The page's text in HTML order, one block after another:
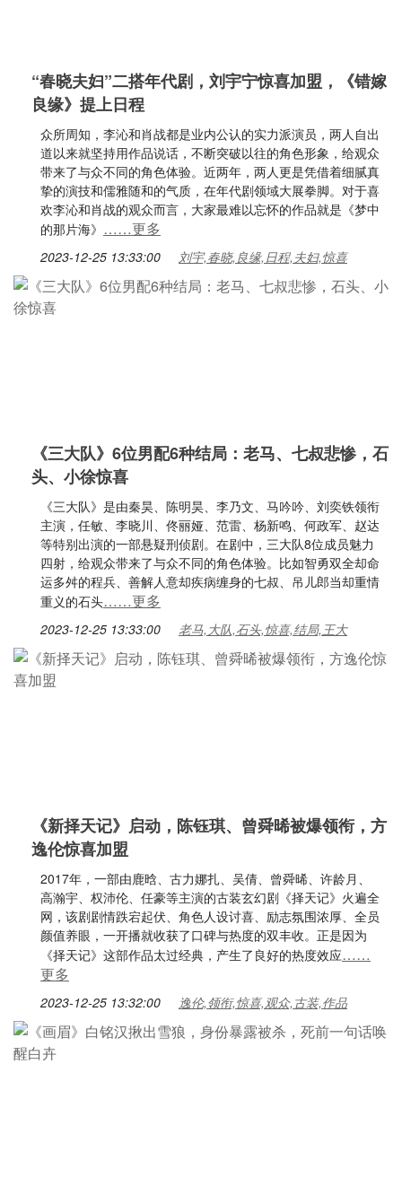
“春晓夫妇”二搭年代剧，刘宇宁惊喜加盟，《错嫁
良缘》提上日程
众所周知，李沁和肖战都是业内公认的实力派演员，两人自出
道以来就坚持用作品说话，不断突破以往的角色形象，给观众
带来了与众不同的角色体验。近两年，两人更是凭借着细腻真
挚的演技和儒雅随和的气质，在年代剧领域大展拳脚。对于喜
欢李沁和肖战的观众而言，大家最难以忘怀的作品就是《梦中
的那片海》 ……更多
2023-12-25 13:33:00 刘宇,春晓,良缘,日程,夫妇,惊喜
《三大队》6位男配6种结局：老马、七叔悲惨，石
头、小徐惊喜
《三大队》是由秦昊、陈明昊、李乃文、马吟吟、刘奕铁领衔
主演，任敏、李晓川、佟丽娅、范雷、杨新鸣、何政军、赵达
等特别出演的一部悬疑刑侦剧。在剧中，三大队8位成员魅力
四射，给观众带来了与众不同的角色体验。比如智勇双全却命
运多舛的程兵、善解人意却疾病缠身的七叔、吊儿郎当却重情
重义的石头……更多
2023-12-25 13:33:00 老马,大队,石头,惊喜,结局,王大
《新择天记》启动，陈钰琪、曾舜晞被爆领衔，方
逸伦惊喜加盟
2017年，一部由鹿晗、古力娜扎、吴倩、曾舜晞、许龄月、
高瀚宇、权沛伦、任豪等主演的古装玄幻剧《择天记》火遍全
网，该剧剧情跌宕起伏、角色人设讨喜、励志氛围浓厚、全员
颜值养眼，一开播就收获了口碑与热度的双丰收。正是因为
《择天记》这部作品太过经典，产生了良好的热度效应……
更多
2023-12-25 13:32:00 逸伦,领衔,惊喜,观众,古装,作品